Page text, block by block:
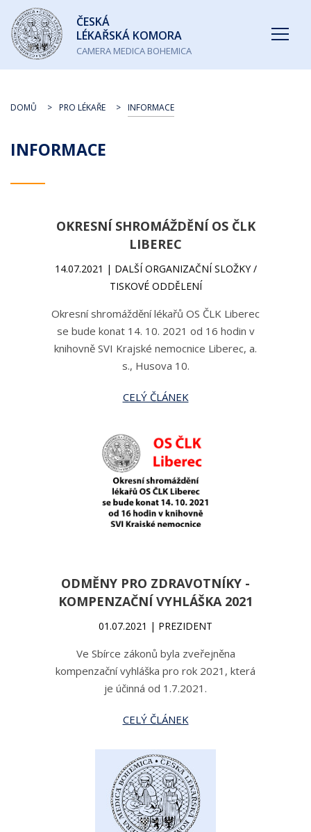
Česká
lékařská
komora
ČESKÁ
LÉKAŘSKÁ KOMORA
CAMERA MEDICA BOHEMICA
INFORMACE
DOMŮ PRO LÉKAŘE INFORMACE
OKRESNÍ SHROMÁŽDĚNÍ OS ČLK
LIBEREC
14.07.2021 | DALŠÍ ORGANIZAČNÍ SLOŽKY /
TISKOVÉ ODDĚLENÍ
Okresní shromáždění lékařů OS ČLK Liberec
se bude konat 14. 10. 2021 od 16 hodin v
knihovně SVI Krajské nemocnice Liberec, a.
s., Husova 10.
CELÝ ČLÁNEK
ODMĚNY PRO ZDRAVOTNÍKY -
KOMPENZAČNÍ VYHLÁŠKA 2021
01.07.2021 | PREZIDENT
Ve Sbírce zákonů byla zveřejněna
kompenzační vyhláška pro rok 2021, která
je účinná od 1.7.2021.
CELÝ ČLÁNEK